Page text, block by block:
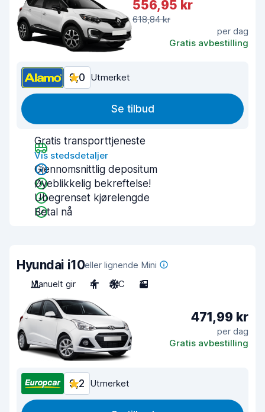
556,95 kr
618,84 kr
per dag
Gratis avbestilling
9,0 Utmerket
Se tilbud
Gratis transporttjeneste
Vis stedsdetaljer
Gjennomsnittlig depositum
Øyeblikkelig bekreftelse!
Ubegrenset kjørelengde
Betal nå
Hyundai i10eller lignende Mini
Manuelt gir
4 A/C 3
471,99 kr
per dag
Gratis avbestilling
9,2 Utmerket